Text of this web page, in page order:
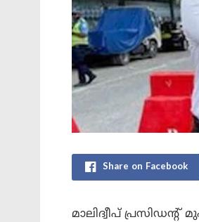
Share on Facebook
മാലിദ്വീപ്